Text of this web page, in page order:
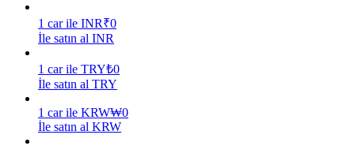
1 car ile INR₹0
İle satın al INR
1 car ile TRY₺0
İle satın al TRY
1 car ile KRW₩0
İle satın al KRW